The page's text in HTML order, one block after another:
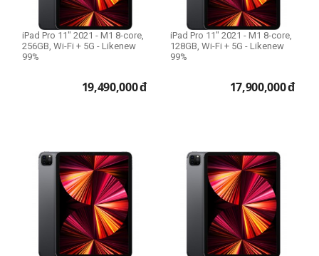
iPad Pro 11" 2021 - M1 8-core,
256GB, Wi-Fi + 5G - Likenew
99%
19,490,000đ
iPad Pro 11" 2021 - M1 8-core,
128GB, Wi-Fi + 5G - Likenew
99%
17,900,000đ